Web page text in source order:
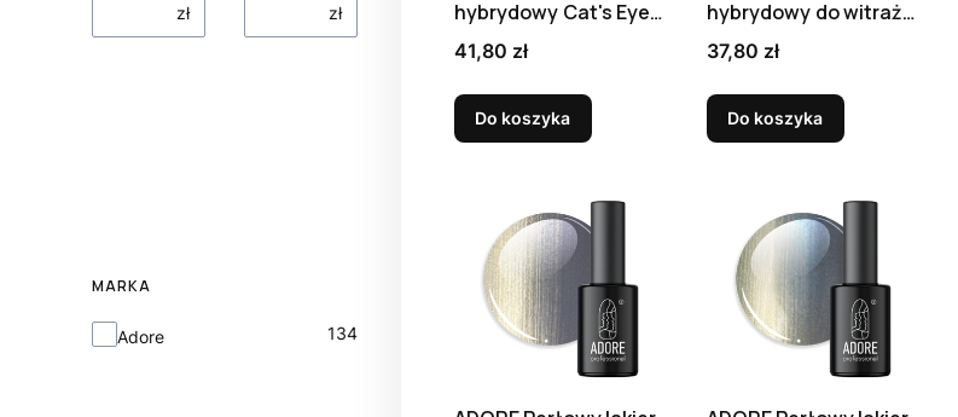
zł zł
MARKA
Marka
Adore 134
hybrydowy Cat's Eye
Nude E-05, 8 ml
Cena
41,80 zł
Do koszyka
hybrydowy do witraży
MG-03 - seaglass, 8
ml
Cena
37,80 zł
Do koszyka